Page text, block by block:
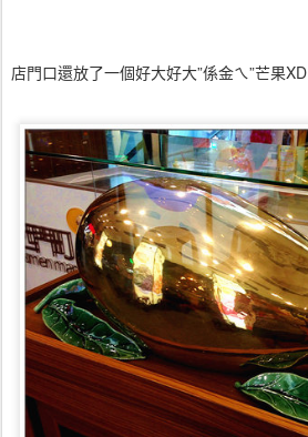
店門口還放了一個好大好大”係金ㄟ”芒果XD